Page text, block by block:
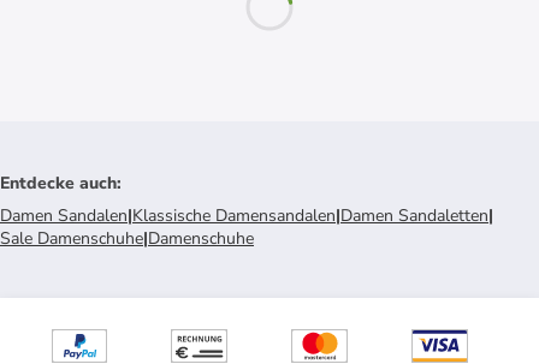
Entdecke auch:
Damen Sandalen|Klassische Damensandalen|Damen Sandaletten|
Sale Damenschuhe|Damenschuhe